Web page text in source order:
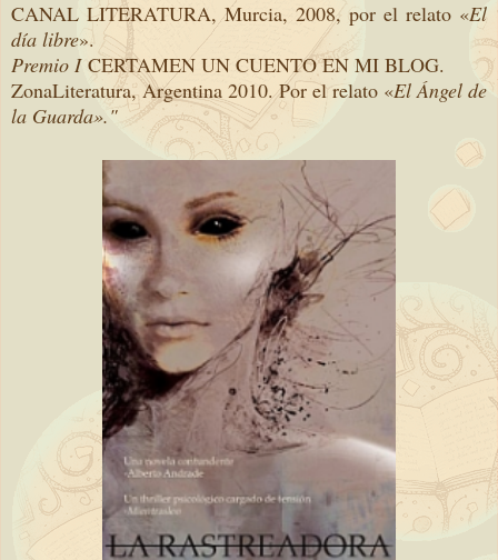
CANAL LITERATURA, Murcia, 2008, por el relato «El
día libre».
Premio ICERTAMEN UN CUENTO EN MI BLOG.
ZonaLiteratura, Argentina 2010. Por el relato «El Ángel de
la Guarda»."